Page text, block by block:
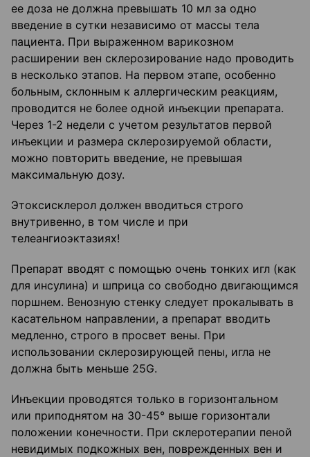
ее доза не должна превышать 10 мл за одно
введение в сутки независимо от массы тела
пациента. При выраженном варикозном
расширении вен склерозирование надо проводить
в несколько этапов. На первом этапе, особенно
больным, склонным к аллергическим реакциям,
проводится не более одной инъекции препарата.
Через 1-2 недели с учетом результатов первой
инъекции и размера склерозируемой области,
можно повторить введение, не превышая
максимальную дозу.
Этоксисклерол должен вводиться строго
внутривенно, в том числе и при
телеангиоэктазиях!
Препарат вводят с помощью очень тонких игл (как
для инсулина) и шприца со свободно двигающимся
поршнем. Венозную стенку следует прокалывать в
касательном направлении, а препарат вводить
медленно, строго в просвет вены. При
использовании склерозирующей пены, игла не
должна быть меньше 25G.
Инъекции проводятся только в горизонтальном
или приподнятом на 30-45° выше горизонтали
положении конечности. При склеротерапии пеной
невидимых подкожных вен, поврежденных вен и